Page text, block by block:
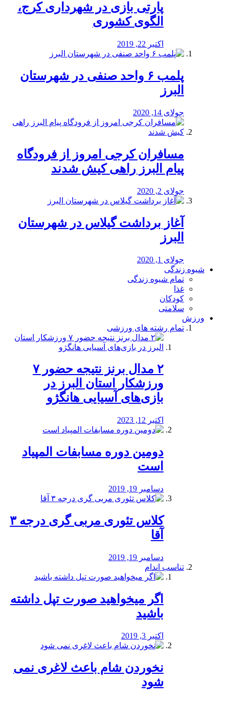
پارتی بازی در شهرداری کرج،
الگوی کشوری
اکتبر 22, 2019
پلمب ۶ واحد صنفی در شهرستان
البرز
جولای 14, 2020
مسافران کرجی امروز از فرودگاه
پیام البرز راهی کیش شدند
جولای 2, 2020
آغاز برداشت گیلاس در شهرستان
البرز
جولای 1, 2020
شیوه زندگی
تمام شیوه زندگی
غذا
کودکان
سلامتی
ورزش
تمام رشته های ورزشی
۲ مدال برنز نتیجه حضور ۷
ورزشکار استان البرز در
بازی‌های آسیایی هانگژو
اکتبر 12, 2023
دومین دوره مسابفات المپیاد
است
دسامبر 19, 2019
کلاس تئوری مربی گری درجه ۳
آقا
دسامبر 19, 2019
تناسب اندام
اگر میخواهید صورت تپل داشته
باشید
اکتبر 3, 2019
نخوردن شام باعث لاغری نمی
‌شود